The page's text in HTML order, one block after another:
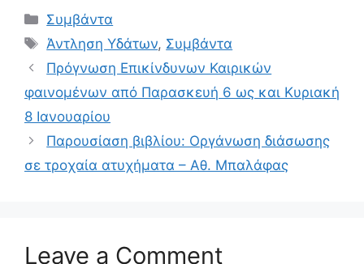
Συμβάντα
Άντληση Υδάτων, Συμβάντα
Πρόγνωση Επικίνδυνων Καιρικών
φαινομένων από Παρασκευή 6 ως και Κυριακή
8 Ιανουαρίου
Παρουσίαση βιβλίου: Οργάνωση διάσωσης
σε τροχαία ατυχήματα – Αθ. Μπαλάφας
Leave a Comment